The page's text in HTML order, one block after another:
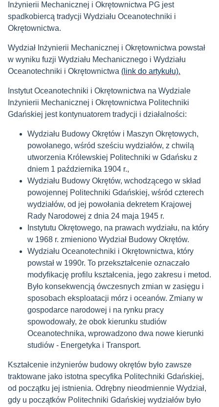
Inżynierii Mechanicznej i Okrętownictwa PG jest
spadkobiercą tradycji Wydziału Oceanotechniki i
Okrętownictwa.
Wydział Inżynierii Mechanicznej i Okrętownictwa powstał
w wyniku fuzji Wydziału Mechanicznego i Wydziału
Oceanotechniki i Okrętownictwa (link do artykułu).
Instytut Oceanotechniki i Okrętownictwa na Wydziale
Inżynierii Mechanicznej i Okrętownictwa Politechniki
Gdańskiej jest kontynuatorem tradycji i działalności:
Wydziału Budowy Okrętów i Maszyn Okrętowych,
powołanego, wśród sześciu wydziałów, z chwilą
utworzenia Królewskiej Politechniki w Gdańsku z
dniem 1 października 1904 r.,
Wydziału Budowy Okrętów, wchodzącego w skład
powojennej Politechniki Gdańskiej, wśród czterech
wydziałów, od jej powołania dekretem Krajowej
Rady Narodowej z dnia 24 maja 1945 r.
Instytutu Okrętowego, na prawach wydziału, na który
w 1968 r. zmieniono Wydział Budowy Okrętów.
Wydziału Oceanotechniki i Okrętownictwa, który
powstał w 1990r. To przekształcenie oznaczało
modyfikację profilu kształcenia, jego zakresu i metod.
Było konsekwencją ówczesnych zmian w zasięgu i
sposobach eksploatacji mórz i oceanów. Zmiany w
gospodarce narodowej i na rynku pracy
spowodowały, że obok kierunku studiów
Oceanotechnika, wprowadzono dwa nowe kierunki
studiów - Energetyka i Transport.
Kształcenie inżynierów budowy okrętów było zawsze
traktowane jako istotna specyfika Politechniki Gdańskiej,
od początku jej istnienia. Odrębny nieodmiennie Wydział,
gdy u początków Politechniki Gdańskiej wydziałów było